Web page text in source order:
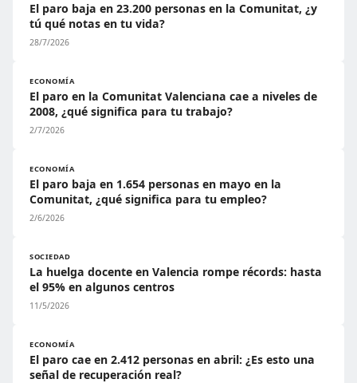
El paro baja en 23.200 personas en la Comunitat, ¿y
tú qué notas en tu vida?
28/7/2026
ECONOMÍA
El paro en la Comunitat Valenciana cae a niveles de
2008, ¿qué significa para tu trabajo?
2/7/2026
ECONOMÍA
El paro baja en 1.654 personas en mayo en la
Comunitat, ¿qué significa para tu empleo?
2/6/2026
SOCIEDAD
La huelga docente en Valencia rompe récords: hasta
el 95% en algunos centros
11/5/2026
ECONOMÍA
El paro cae en 2.412 personas en abril: ¿Es esto una
señal de recuperación real?